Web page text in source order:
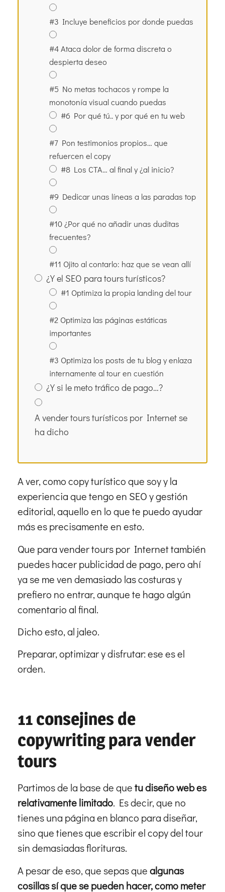
#3 Incluye beneficios por donde puedas
#4 Ataca dolor de forma discreta o
despierta deseo
#5 No metas tochacos y rompe la
monotonía visual cuando puedas
#6 Por qué tú.. y por qué en tu web
#7 Pon testimonios propios… que
refuercen el copy
#8 Los CTA… al final y ¿al inicio?
#9 Dedicar unas líneas a las paradas top
#10 ¿Por qué no añadir unas duditas
frecuentes?
#11 Ojito al contarlo: haz que se vean allí
¿Y el SEO para tours turísticos?
#1 Optimiza la propia landing del tour
#2 Optimiza las páginas estáticas
importantes
#3 Optimiza los posts de tu blog y enlaza
internamente al tour en cuestión
¿Y si le meto tráfico de pago…?
A vender tours turísticos por Internet se
ha dicho
A ver, como copy turístico que soy y la
experiencia que tengo en SEO y gestión
editorial, aquello en lo que te puedo ayudar
más es precisamente en esto.
Que para vender tours por Internet también
puedes hacer publicidad de pago, pero ahí
ya se me ven demasiado las costuras y
prefiero no entrar, aunque te hago algún
comentario al final.
Dicho esto, al jaleo.
Preparar, optimizar y disfrutar: ese es el
orden.
11 consejines de
copywriting para vender
tours
Partimos de la base de quetu diseño web es
relativamente limitado. Es decir, que no
tienes una página en blanco para diseñar,
sino que tienes que escribir el copy del tour
sin demasiadas florituras.
A pesar de eso, que sepas quealgunas
cosillas sí que se pueden hacer, como meter